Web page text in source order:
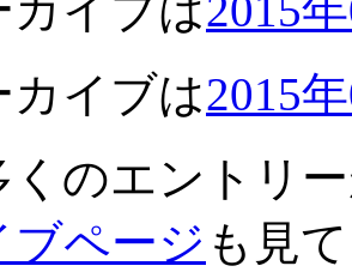
カイブは2015
くのエントリ
ブページ も見